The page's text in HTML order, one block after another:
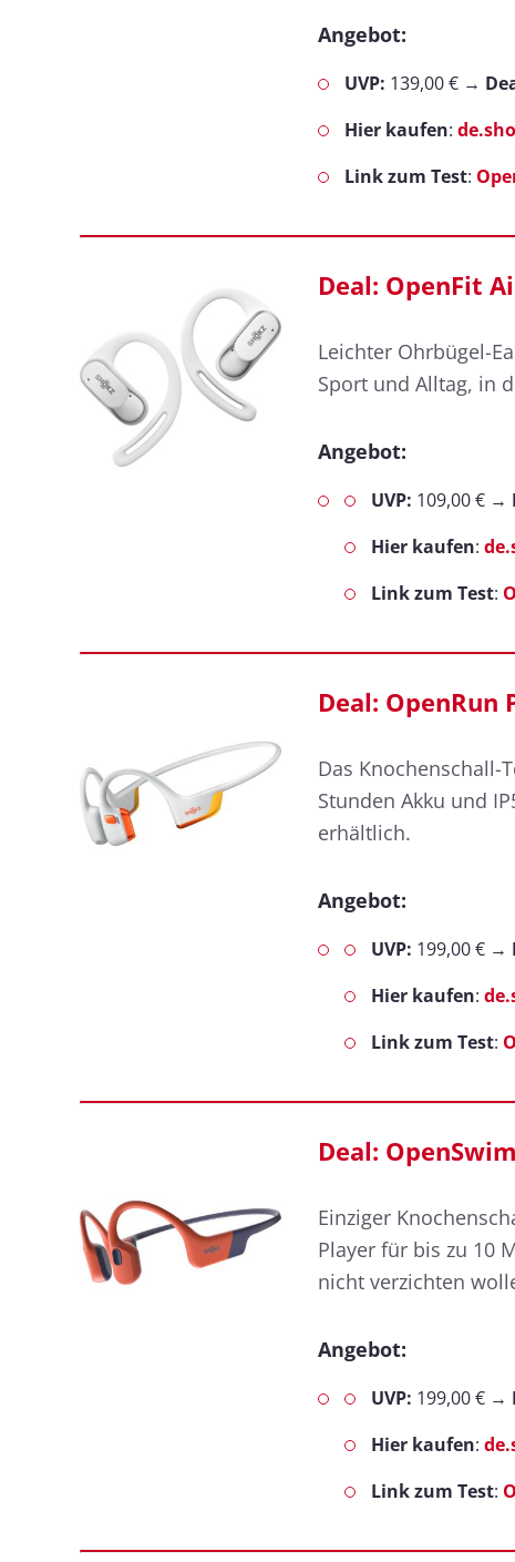
Angebot:
UVP: 139,00 € →
Hier kaufen:
Link zum Test:
Deal: OpenFit
Leichter Ohrbügel-
Sport und Alltag, in
Angebot:
UVP: 109,00 € →
Hier kaufen:
Link zum Test:
Deal: OpenRun
Das
Stunden Akku und
erhältlich.
Angebot:
UVP: 199,00 € →
Hier kaufen:
Link zum Test:
Deal:
Einziger
Player für bis zu 10
nicht verzichten
Angebot:
UVP: 199,00 € →
Hier kaufen:
Link zum Test: